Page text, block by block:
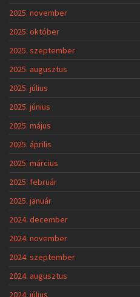
2025. november
2025. október
2025. szeptember
2025. augusztus
2025. július
2025. június
2025. május
2025. április
2025. március
2025. február
2025. január
2024. december
2024. november
2024. szeptember
2024. augusztus
2024. július